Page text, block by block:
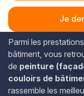
Je
En Picardie, les
disponibles à
Parmi les
bâtiment, vous
de peinture
couloirs de
rassemble les